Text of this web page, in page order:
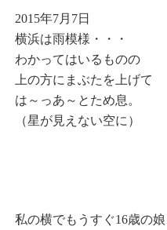
2015年7月7日
横浜は雨模様・・・
わかってはいるものの
上の方にまぶたを上げて
は～っあ～とため息。
（星が見えない空に）
私の横でもうすぐ16歳の娘